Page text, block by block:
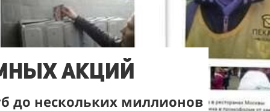
акций
до нескольких миллионов